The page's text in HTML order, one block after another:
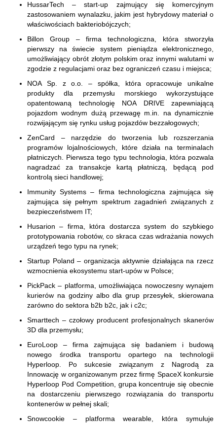
HussarTech – start-up zajmujący się komercyjnym
zastosowaniem wynalazku, jakim jest hybrydowy materiał o
właściwościach bakteriobójczych;
Billon Group – firma technologiczna, która stworzyła
pierwszy na świecie system pieniądza elektronicznego,
umożliwiający obrót złotym polskim oraz innymi walutami w
zgodzie z regulacjami oraz bez ograniczeń czasu i miejsca;
NOA Sp. z o.o. – spółka, która opracowuje unikalne
produkty dla przemysłu morskiego wykorzystujące
opatentowaną technologię NOA DRIVE zapewniającą
pojazdom wodnym dużą przewagę m.in. na dynamicznie
rozwijającym się rynku usług pojazdów bezzałogowych;
ZenCard – narzędzie do tworzenia lub rozszerzania
programów lojalnościowych, które działa na terminalach
płatniczych. Pierwsza tego typu technologia, która pozwala
nagradzać za transakcje kartą płatniczą, będącą pod
kontrolą sieci handlowej;
Immunity Systems – firma technologiczna zajmująca się
zajmująca się pełnym spektrum zagadnień związanych z
bezpieczeństwem IT;
Husarion – firma, która dostarcza system do szybkiego
prototypowania robotów, co skraca czas wdrażania nowych
urządzeń tego typu na rynek;
Startup Poland – organizacja aktywnie działająca na rzecz
wzmocnienia ekosystemu start-upów w Polsce;
PickPack – platforma, umożliwiająca nowoczesny wynajem
kurierów na godziny albo dla grup przesyłek, skierowana
zarówno do sektora b2b b2c, jak i c2c;
Smarttech – czołowy producent profesjonalnych skanerów
3D dla przemysłu;
EuroLoop – firma zajmująca się badaniem i budową
nowego środka transportu opartego na technologii
Hyperloop. Po sukcesie związanym z Nagrodą za
Innowację w organizowanym przez firmę SpaceX konkursie
Hyperloop Pod Competition, grupa koncentruje się obecnie
na dostarczeniu pierwszego rozwiązania do transportu
kontenerów w pełnej skali;
Snowcookie – platforma wearable, która symuluje